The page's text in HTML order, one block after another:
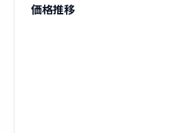
価格推移